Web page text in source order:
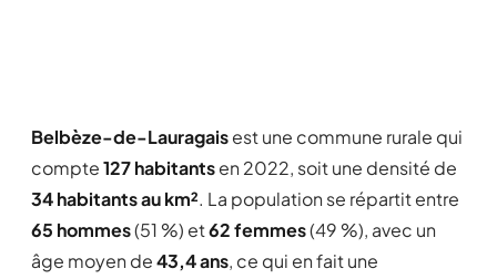
Belbèze-de-Lauragaisest une commune rurale qui
compte127 habitantsen 2022, soit une densité de
34 habitants au km². La population se répartit entre
65 hommes(51 %) et62 femmes(49 %), avec un
âge moyen de43,4 ans, ce qui en fait une